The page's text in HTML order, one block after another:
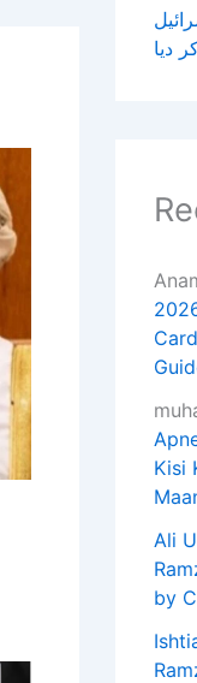
دیا
Kisi
Ali
by